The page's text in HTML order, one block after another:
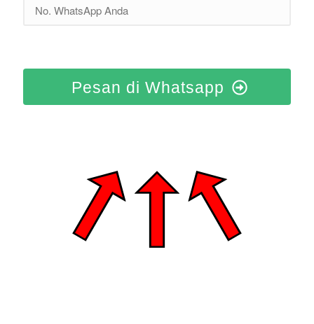
Pesan di Whatsapp